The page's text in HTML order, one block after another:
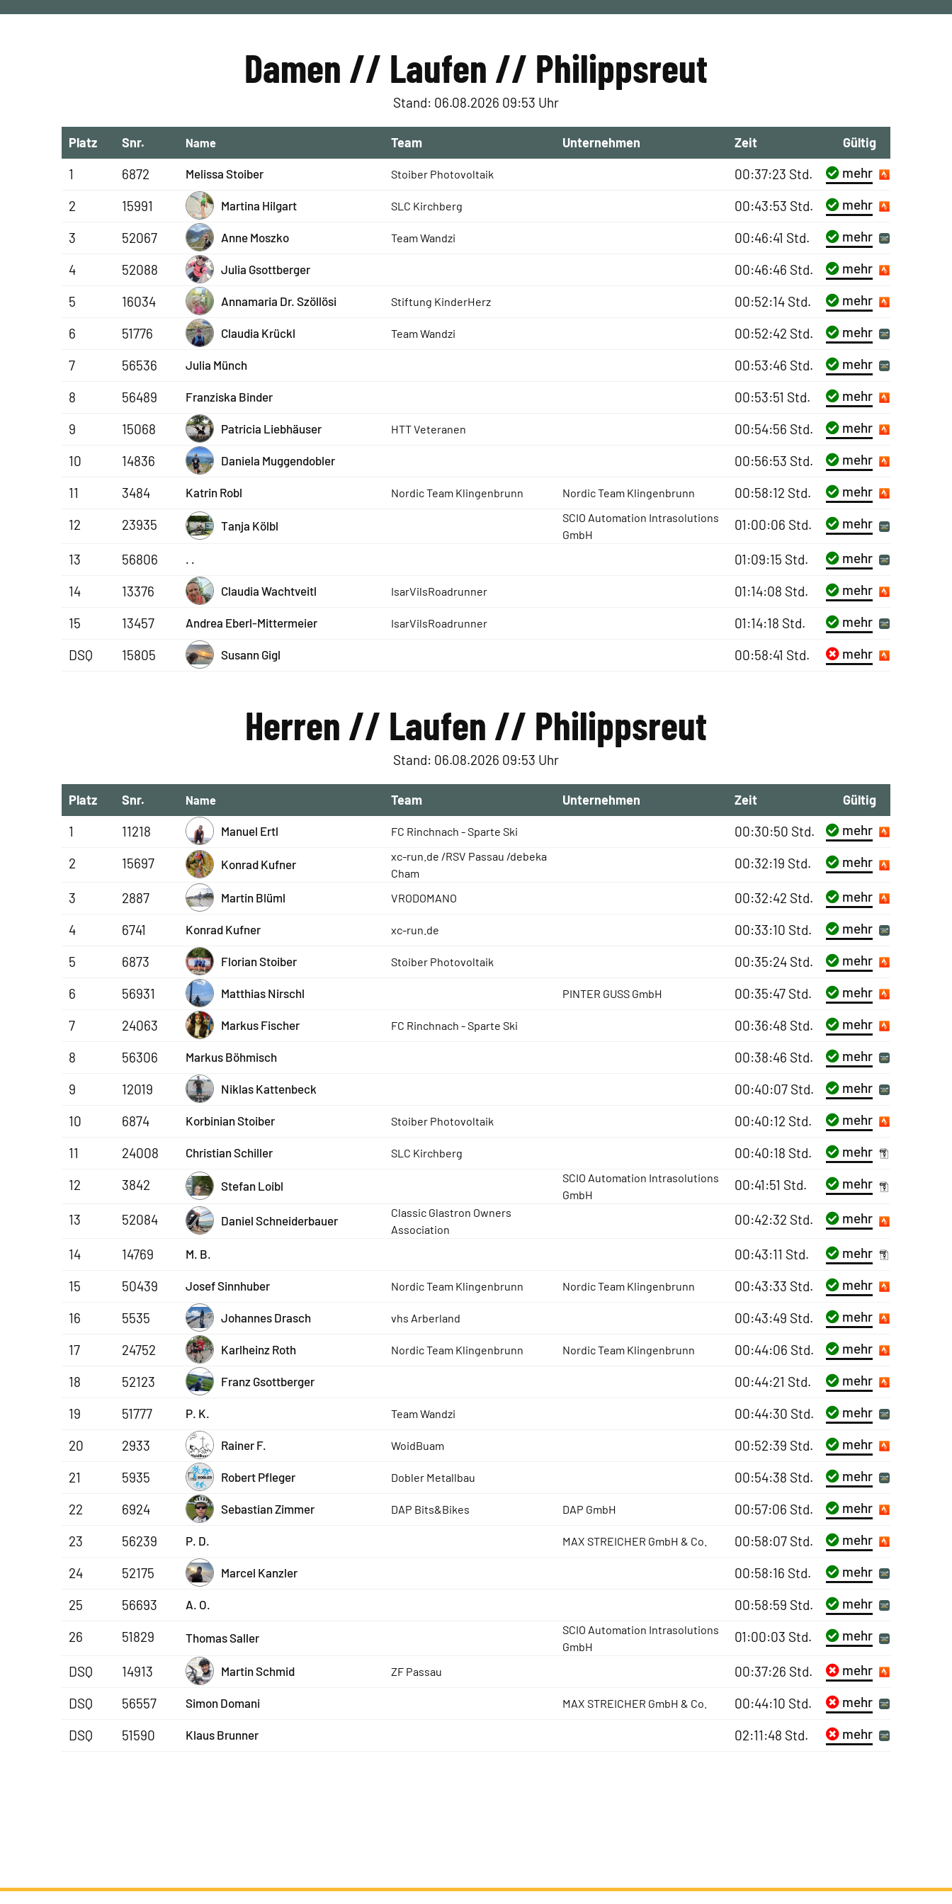
Damen // Laufen // Philippsreut
Stand: 06.08.2026 09:53 Uhr
Platz Snr. Name Team Unternehmen Zeit Gültig
1 6872 Melissa Stoiber Stoiber Photovoltaik 00:37:23 Std. mehr
2 15991 Martina Hilgart SLC Kirchberg 00:43:53 Std. mehr
3 52067 Anne Moszko Team Wandzi 00:46:41 Std. mehr
4 52088 Julia Gsottberger 00:46:46 Std. mehr
5 16034 Annamaria Dr. Szöllösi Stiftung KinderHerz 00:52:14 Std. mehr
6 51776 Claudia Krückl Team Wandzi 00:52:42 Std. mehr
7 56536 Julia Münch 00:53:46 Std. mehr
8 56489 Franziska Binder 00:53:51 Std. mehr
9 15068 Patricia Liebhäuser HTT Veteranen 00:54:56 Std. mehr
10 14836 Daniela Muggendobler 00:56:53 Std. mehr
11 3484 Katrin Robl Nordic Team Klingenbrunn Nordic Team Klingenbrunn 00:58:12 Std. mehr
12 23935 Tanja Kölbl
SCIO Automation Intrasolutions
GmbH
01:00:06 Std. mehr
13 56806 01:09:15 Std. mehr
14 13376 Claudia Wachtveitl IsarVilsRoadrunner 01:14:08 Std. mehr
15 13457 Andrea Eberl-Mittermeier IsarVilsRoadrunner 01:14:18 Std. mehr
DSQ 15805 Susann Gigl 00:58:41 Std. mehr
Herren // Laufen // Philippsreut
Stand: 06.08.2026 09:53 Uhr
Platz Snr. Name Team Unternehmen Zeit Gültig
1 11218 Manuel Ertl FC Rinchnach - Sparte Ski 00:30:50 Std. mehr
2 15697 Konrad Kufner
xc-run.de /RSV Passau /debeka
Cham
00:32:19 Std. mehr
3 2887 Martin Blüml VRODOMANO 00:32:42 Std. mehr
4 6741 Konrad Kufner xc-run.de 00:33:10 Std. mehr
5 6873 Florian Stoiber Stoiber Photovoltaik 00:35:24 Std. mehr
6 56931 Matthias Nirschl PINTER GUSS GmbH 00:35:47 Std. mehr
7 24063 Markus Fischer FC Rinchnach - Sparte Ski 00:36:48 Std. mehr
8 56306 Markus Böhmisch 00:38:46 Std. mehr
9 12019 Niklas Kattenbeck 00:40:07 Std. mehr
10 6874 Korbinian Stoiber Stoiber Photovoltaik 00:40:12 Std. mehr
11 24008 Christian Schiller SLC Kirchberg 00:40:18 Std. mehr
12 3842 Stefan Loibl
SCIO Automation Intrasolutions
GmbH
00:41:51 Std. mehr
13 52084 Daniel Schneiderbauer
Classic Glastron Owners
Association
00:42:32 Std. mehr
14 14769 M. B. 00:43:11 Std. mehr
15 50439 Josef Sinnhuber Nordic Team Klingenbrunn Nordic Team Klingenbrunn 00:43:33 Std. mehr
16 5535 Johannes Drasch vhs Arberland 00:43:49 Std. mehr
17 24752 Karlheinz Roth Nordic Team Klingenbrunn Nordic Team Klingenbrunn 00:44:06 Std. mehr
18 52123 Franz Gsottberger 00:44:21 Std. mehr
19 51777 P. K. Team Wandzi 00:44:30 Std. mehr
20 2933 Rainer F. WoidBuam 00:52:39 Std. mehr
21 5935 Robert Pfleger Dobler Metallbau 00:54:38 Std. mehr
22 6924 Sebastian Zimmer DAP Bits&Bikes DAP GmbH 00:57:06 Std. mehr
23 56239 P. D. MAX STREICHER GmbH & Co. 00:58:07 Std. mehr
24 52175 Marcel Kanzler 00:58:16 Std. mehr
25 56693 A. O. 00:58:59 Std. mehr
26 51829 Thomas Saller
SCIO Automation Intrasolutions
GmbH
01:00:03 Std. mehr
DSQ 14913 Martin Schmid ZF Passau 00:37:26 Std. mehr
DSQ 56557 Simon Domani MAX STREICHER GmbH & Co. 00:44:10 Std. mehr
DSQ 51590 Klaus Brunner 02:11:48 Std. mehr